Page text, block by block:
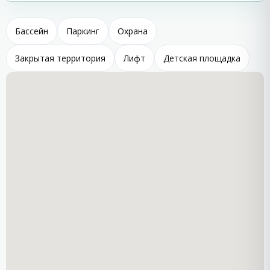
культурные и духовные достопримечательности
региона.
Особенности комплекса Alex
Бассейн Паркинг Охрана
Закрытая территория Лифт Детская площадка